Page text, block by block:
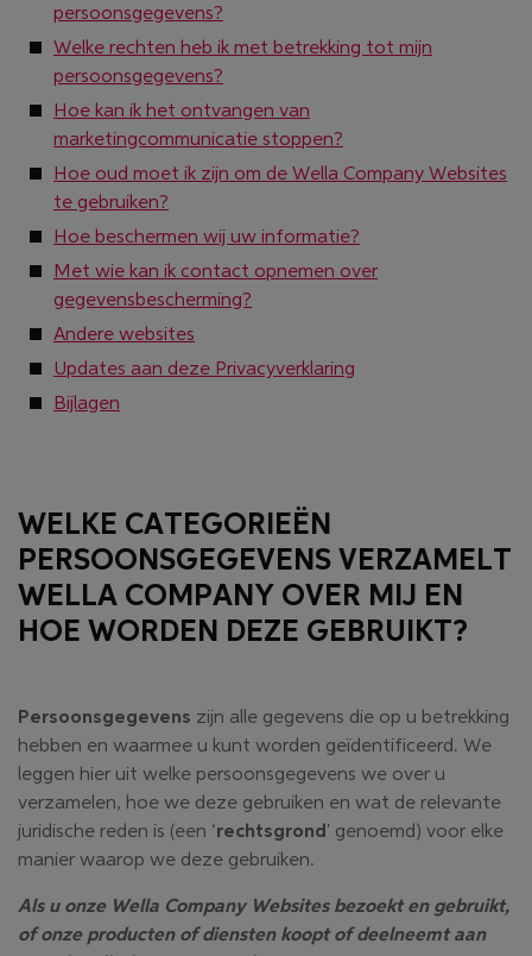
persoonsgegevens?
Welke rechten heb ik met betrekking tot mijn
persoonsgegevens?
Hoe kan ik het ontvangen van
marketingcommunicatie stoppen?
Hoe oud moet ik zijn om de Wella Company Websites
te gebruiken?
Hoe beschermen wij uw informatie?
Met wie kan ik contact opnemen over
gegevensbescherming?
Andere websites
Updates aan deze Privacyverklaring
Bijlagen
WELKE CATEGORIEËN
PERSOONSGEGEVENS VERZAMELT
WELLA COMPANY OVER MIJ EN
HOE WORDEN DEZE GEBRUIKT?
Persoonsgegevens zijn alle gegevens die op u betrekking
hebben en waarmee u kunt worden geïdentificeerd. We
leggen hier uit welke persoonsgegevens we over u
verzamelen, hoe we deze gebruiken en wat de relevante
juridische reden is (een ‘rechtsgrond' genoemd) voor elke
manier waarop we deze gebruiken.
Als u onze Wella Company Websites bezoekt en gebruikt,
of onze producten of diensten koopt of deelneemt aan